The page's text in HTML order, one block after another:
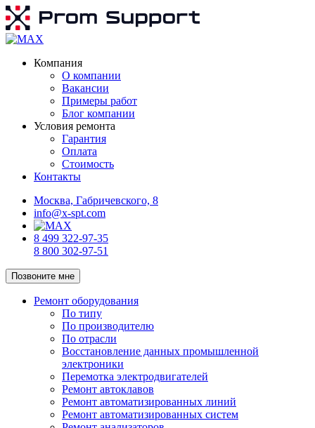
Компания
О компании
Вакансии
Примеры работ
Блог компании
Условия ремонта
Гарантия
Оплата
Стоимость
Контакты
Москва, Габричевского, 8
info@x-spt.com
8 499 322-97-35
8 800 302-97-51
Позвоните мне
Ремонт оборудования
По типу
По производителю
По отрасли
Восстановление данных промышленной
электроники
Перемотка электродвигателей
Ремонт автоклавов
Ремонт автоматизированных линий
Ремонт автоматизированных систем